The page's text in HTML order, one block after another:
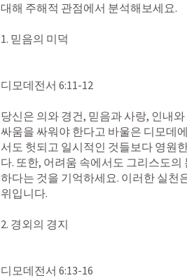
대해 주해적 관점에서 분석해보세요.
‌1. 믿음의 미덕
디모데전서 6:11-12
당신은 의와 경건, 믿음과 사랑, 인내
싸움을 싸워야 한다고 바울은 디모데
서도 헛되고 일시적인 것들보다 영원
다. 또한, 어려움 속에서도 그리스도
하다는 것을 기억하세요. 이러한 실천
위입니다.
‌2. 경외의 경지
디모데전서 6:13-16